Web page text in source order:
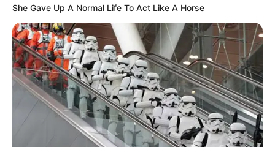
She Gave Up A Normal Life To Act Like A Horse